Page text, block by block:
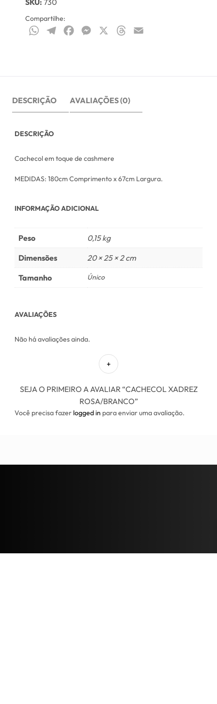
Compartilhe:
WhatsAppTelegramFacebookMessenger Threads
DESCRIÇÃO AVALIAÇÕES (0)
DESCRIÇÃO
Cachecol em toque de cashmere
MEDIDAS: 180cm Comprimento x 67cm Largura.
INFORMAÇÃO ADICIONAL
Peso 0,15 kg
Dimensões 20 × 25 × 2 cm
Tamanho Único
AVALIAÇÕES
Não há avaliações ainda.
SEJA O PRIMEIRO A AVALIAR “CACHECOL XADREZ
ROSA/BRANCO”
Você precisa fazer logged in para enviar uma avaliação.